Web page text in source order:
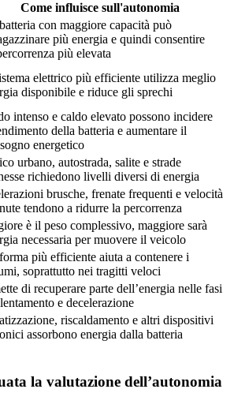
Come influisce sull'autonomia
con maggiore capacità può
più energia e quindi consentire
più elevata
elettrico più efficiente utilizza meglio
disponibile e riduce gli sprechi
intenso e caldo elevato possono incidere
della batteria e aumentare il
energetico
urbano, autostrada, salite e strade
richiedono livelli diversi di energia
brusche, frenate frequenti e velocità
tendono a ridurre la percorrenza
è il peso complessivo, maggiore sarà
necessaria per muovere il veicolo
più efficiente aiuta a contenere i
soprattutto nei tragitti veloci
di recuperare parte dell’energia nelle fasi
e decelerazione
riscaldamento e altri dispositivi
assorbono energia dalla batteria
la valutazione dell’autonomia